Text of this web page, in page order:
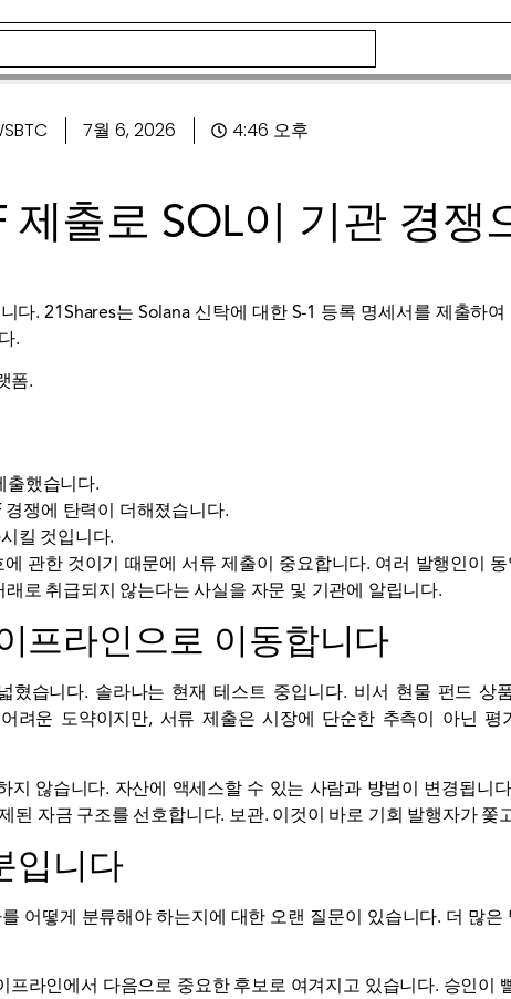
7월 6, 2026 4:46 오후
제출로 SOL이 기관 경쟁
다. 21Shares는 Solana 신탁에 대한 S-1 등록 명세서를 제출하
.
폼.
출했습니다.
쟁에 탄력이 더해졌습니다.
킬 것입니다.
관한 것이기 때문에 서류 제출이 중요합니다. 여러 발행인이
로 취급되지 않는다는 사실을 자문 및 기관에 알립니다.
프라인으로 이동합니다
혔습니다. 솔라나는 현재 테스트 중입니다. 비서 현물 펀드 상
려운 도약이지만, 서류 제출은 시장에 단순한 추측이 아닌 평
지 않습니다. 자산에 액세스할 수 있는 사람과 방법이 변경됩니
된 자금 구조를 선호합니다. 보관. 이것이 바로 기회 발행자가 쫓
입니다
어떻게 분류해야 하는지에 대한 오랜 질문이 있습니다. 더 많은
라인에서 다음으로 중요한 후보로 여겨지고 있습니다. 승인이